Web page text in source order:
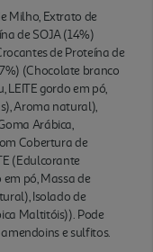
Milho, Extrato de
de SOJA (14%)
de Proteína de
(Chocolate branco
gordo em pó,
Aroma natural),
Arábica,
Cobertura de
(Edulcorante
pó, Massa de
Isolado de
Maltitóis)). Pode
e sulfitos.